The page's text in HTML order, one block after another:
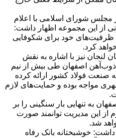
مجلس شورای اسلامی با اعلام
از این مجموعه اظهار داشت:
خود برای شکوفایی
کرد.
لنجان نیز با اشاره به نقش
اصفهان طی بیش از نیم
فولاد کشور ارائه کرده
مواجه بوده و حمایت‌های لازم
به تنهایی بار سنگینی را بر
از این مدیریت توانمند صورت
شد.
خوشبختانه بانک رفاه